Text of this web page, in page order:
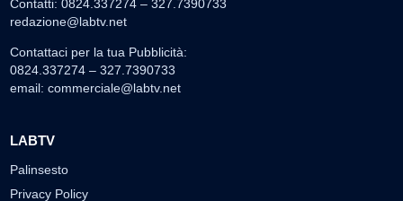
Contatti: 0824.337274 – 327.7390733
redazione@labtv.net
Contattaci per la tua Pubblicità:
0824.337274 – 327.7390733
email: commerciale@labtv.net
LABTV
Palinsesto
Privacy Policy